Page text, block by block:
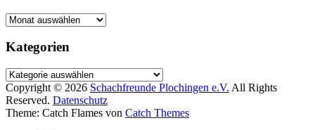
Archiv
Kategorien
Kategorien
Copyright © 2026 Schachfreunde Plochingen e.V. All Rights
Reserved. Datenschutz
Theme: Catch Flames von Catch Themes